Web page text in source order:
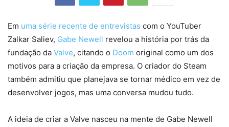
Em uma série recente de entrevistas com o YouTuber
Zalkar Saliev, Gabe Newell revelou a história por trás da
fundação da Valve, citando o Doom original como um dos
motivos para a criação da empresa. O criador do Steam
também admitiu que planejava se tornar médico em vez de
desenvolver jogos, mas uma conversa mudou tudo.
A ideia de criar a Valve nasceu na mente de Gabe Newell